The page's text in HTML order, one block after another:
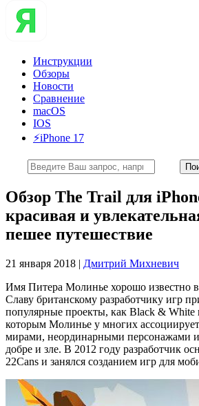
Инструкции
Обзоры
Новости
Сравнение
macOS
IOS
⚡️iPhone 17
Обзор The Trail для
красивая и
пешее путешествие
21 января 2018 | Дмитрий Михневич
Имя Питера Молинье хорошо известно в
Славу британскому разработчику игр
популярные проекты, как Black & White
которым Молинье у многих
мирами, неординарными персонажами
добре и зле. В 2012 году разработчик
22Cans и занялся созданием игр для